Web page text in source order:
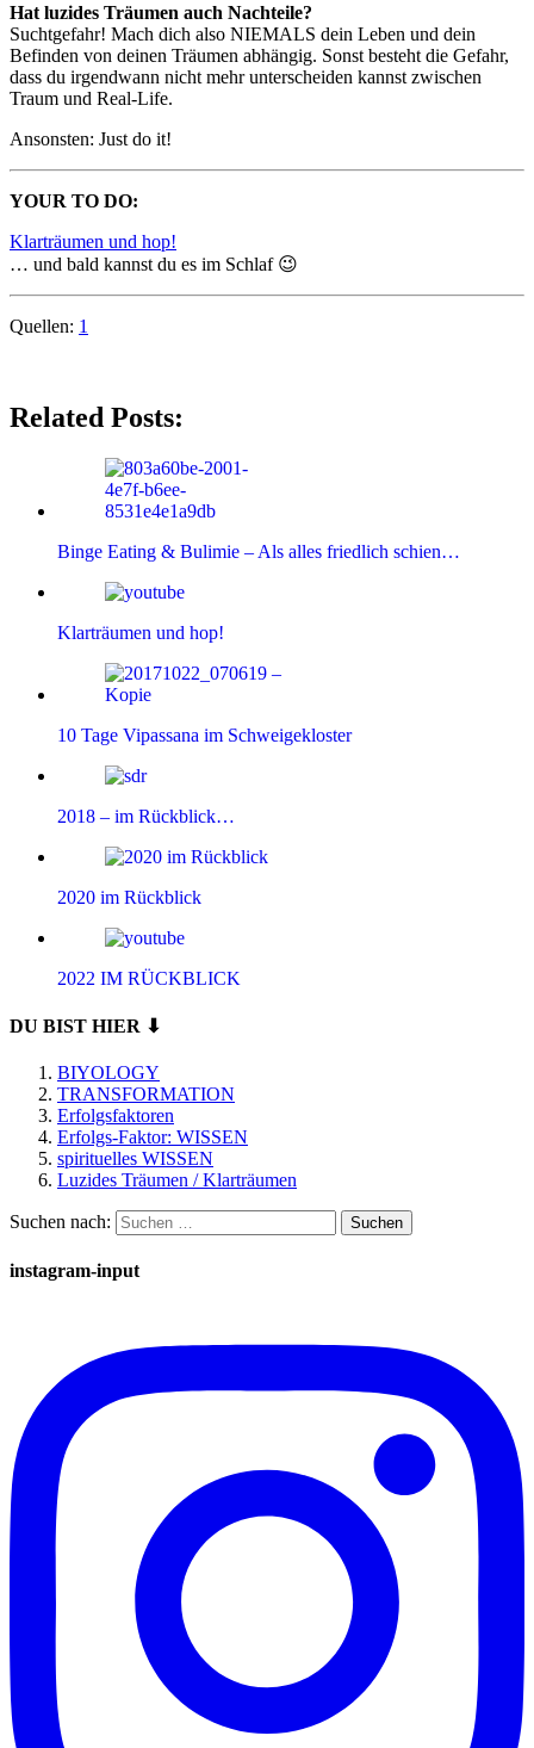
Hat luzides Träumen auch Nachteile?
Suchtgefahr! Mach dich also NIEMALS dein Leben und dein
Befinden von deinen Träumen abhängig. Sonst besteht die Gefahr,
dass du irgendwann nicht mehr unterscheiden kannst zwischen
Traum und Real-Life.
Ansonsten: Just do it!
YOUR TO DO:
Klarträumen und hop!
… und bald kannst du es im Schlaf 😉
Quellen: 1
Related Posts:
Binge Eating & Bulimie – Als alles friedlich schien…
Klarträumen und hop!
10 Tage Vipassana im Schweigekloster
2018 – im Rückblick…
2020 im Rückblick
2022 IM RÜCKBLICK
DU BIST HIER ⬇
BIYOLOGY
TRANSFORMATION
Erfolgsfaktoren
Erfolgs-Faktor: WISSEN
spirituelles WISSEN
Luzides Träumen / Klarträumen
Suchen nach:
instagram-input